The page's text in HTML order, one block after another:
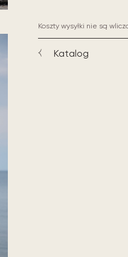
Koszty wysyłki nie są
Katalog